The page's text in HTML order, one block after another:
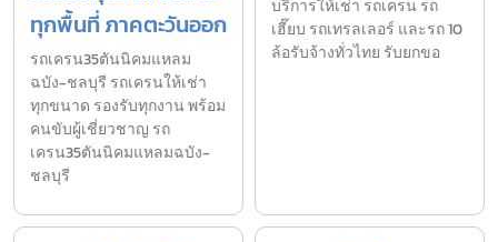
ทุกพื้นที่ ภาคตะวันออก
รถเครน35ตันนิคมแหลม
ฉบัง-ชลบุรี รถเครนให้เช่า
ทุกขนาด รองรับทุกงาน พร้อม
คนขับผู้เชี่ยวชาญ รถ
เครน35ตันนิคมแหลมฉบัง-
ชลบุรี
บริการให้เช่า รถเครน รถ
เฮี๊ยบ รถเทรลเลอร์ และรถ 10
ล้อรับจ้างทั่วไทย รับยกขอ